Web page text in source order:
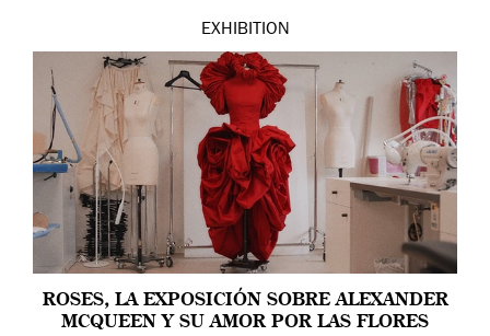
EXHIBITION
ROSES, LA EXPOSICIÓN SOBRE ALEXANDER
MCQUEEN Y SU AMOR POR LAS FLORES